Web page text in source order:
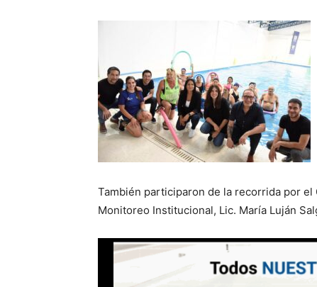
También participaron de la recorrida por
Monitoreo Institucional, Lic. María Luján